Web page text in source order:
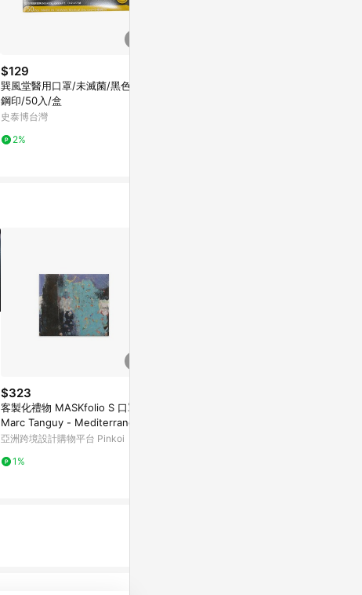
$129
巽風堂醫用口罩/未滅菌/黑色/雙
鋼印/50入/盒
史泰博台灣
2%
$323
客製化禮物 MASKfolio S 口罩套
Marc Tanguy - Mediterranean
亞洲跨境設計購物平台 Pinkoi
1%